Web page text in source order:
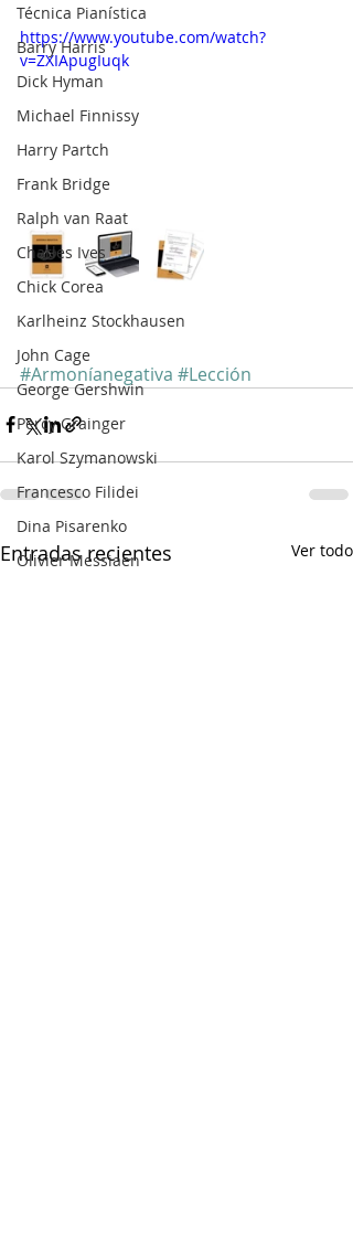
Técnica Pianística
Barry Harris
Dick Hyman
Michael Finnissy
Harry Partch
Frank Bridge
Ralph van Raat
Charles Ives
Chick Corea
Karlheinz Stockhausen
John Cage
George Gershwin
Percy Grainger
Karol Szymanowski
Francesco Filidei
Dina Pisarenko
Olivier Messiaen
https://www.youtube.com/watch?
v=ZXIApugIuqk
#Armoníanegativa #Lección
Entradas recientes Ver todo